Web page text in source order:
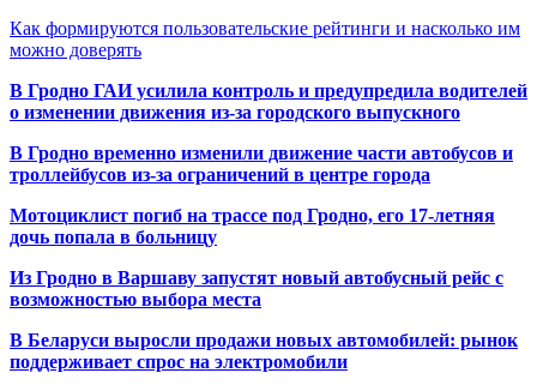
Как формируются пользовательские рейтинги и насколько им
можно доверять
В Гродно ГАИ усилила контроль и предупредила водителей
о изменении движения из-за городского выпускного
В Гродно временно изменили движение части автобусов и
троллейбусов из-за ограничений в центре города
Мотоциклист погиб на трассе под Гродно, его 17-летняя
дочь попала в больницу
Из Гродно в Варшаву запустят новый автобусный рейс с
возможностью выбора места
В Беларуси выросли продажи новых автомобилей: рынок
поддерживает спрос на электромобили